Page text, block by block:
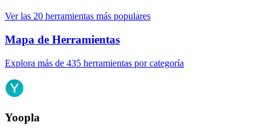
Ver las 20 herramientas más populares
Mapa de Herramientas
Explora más de 435 herramientas por categoría
Yoopla